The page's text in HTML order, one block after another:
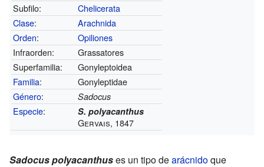
Subfilo:
Chelicerata
Clase:
Arachnida
Orden:
Opiliones
Infraorden:
Grassatores
Superfamilia:
Gonyleptoidea
Familia:
Gonyleptidae
Género: Sadocus
Especie: S. polyacanthus
Gervais, 1847
Sadocus polyacanthuses un tipo dearácnidoque